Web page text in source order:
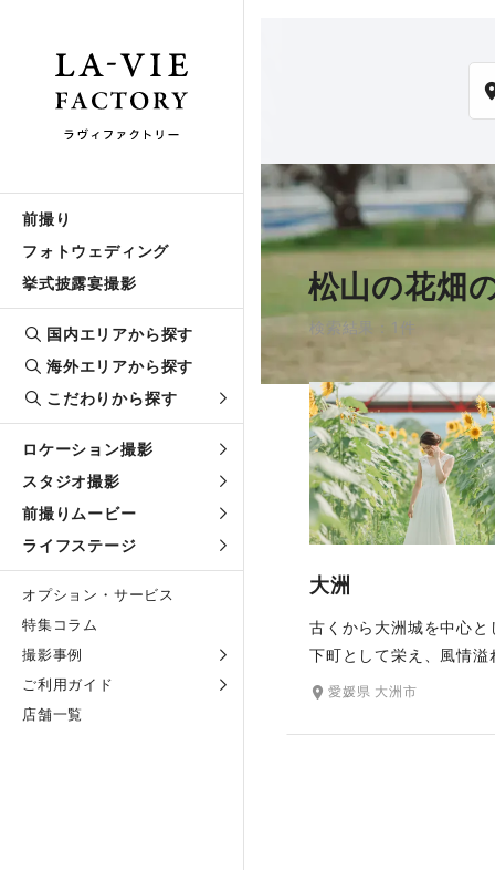
前撮り
フォトウェディング
挙式披露宴撮影
国内エリアから探す
海外エリアから探す
こだわりから探す
ロケーション撮影
スタジオ撮影
前撮りムービー
ライフステージ
オプション・サービス
特集コラム
撮影事例
ご利用ガイド
店舗一覧
松山の花畑
検索結果：1件
大洲
古くから大洲城を中心と
下町として栄え、風情溢
物が立ち並び、多様な文
ばれ、昔ながらの街並み
愛媛県 大洲市